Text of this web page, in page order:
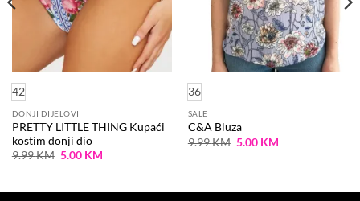
42
DONJI DIJELOVI
PRETTY LITTLE THING Kupaći
kostim donji dio
9.99KM Original
5.00 KMCurrent
36
SALE
C&A Bluza
9.99KM Original
5.00 KMCurrent